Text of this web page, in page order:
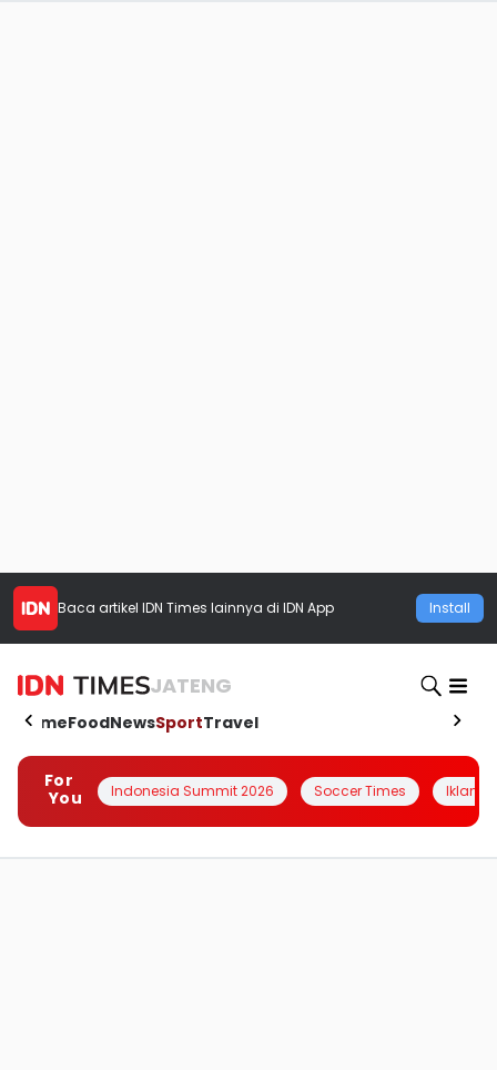
Baca artikel IDN Times lainnya di IDN App Install
JATENG
HomeFoodNewsSportTravel
For
You
Indonesia Summit 2026 Soccer Times Iklanin